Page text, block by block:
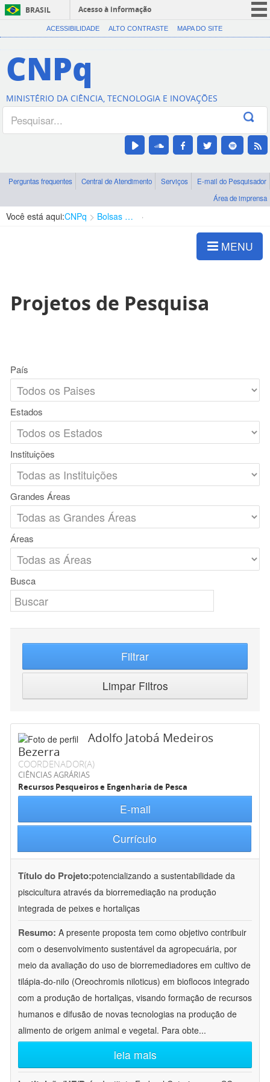
BRASIL
Acesso à informação
CORONAVÍRUS (COVID-19)
Canais
ACESSIBILIDADE ALTO CONTRASTE MAPA DO SITE
CNPq
MINISTÉRIO DA CIÊNCIA, TECNOLOGIA E INOVAÇÕES
Perguntas frequentes Central de Atendimento Serviços
E-mail do Pesquisador
Área de imprensa
Você está aqui:CNPq Bolsas e Auxílios Vigentes
MENU
Projetos de Pesquisa
País
Estados
Instituições
Grandes Áreas
Áreas
Busca
Filtrar
Limpar Filtros
Adolfo Jatobá Medeiros
Bezerra
COORDENADOR(A)
CIÊNCIAS AGRÁRIAS
Recursos Pesqueiros e Engenharia de Pesca
E-mail
Currículo
Título do Projeto:potencializando a sustentabilidade da
piscicultura através da biorremediação na produção
integrada de peixes e hortaliças
Resumo: A presente proposta tem como objetivo contribuir
com o desenvolvimento sustentável da agropecuária, por
meio da avaliação do uso de biorremediadores em cultivo de
tilápia-do-nilo (Oreochromis niloticus) em bioflocos integrado
com a produção de hortaliças, visando formação de recursos
humanos e difusão de novas tecnologias na produção de
alimento de origem animal e vegetal. Para obte...
leia mais